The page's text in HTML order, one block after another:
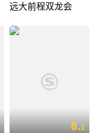
远大前程双龙会
8.1